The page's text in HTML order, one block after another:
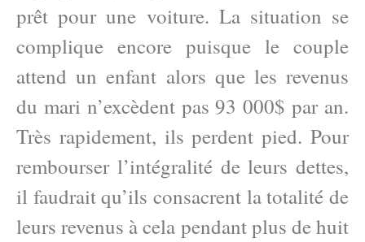
prêt pour une voiture. La situation se
complique encore puisque le couple
attend un enfant alors que les revenus
du mari n’excèdent pas 93 000$ par an.
Très rapidement, ils perdent pied. Pour
rembourser l’intégralité de leurs dettes,
il faudrait qu’ils consacrent la totalité de
leurs revenus à cela pendant plus de huit